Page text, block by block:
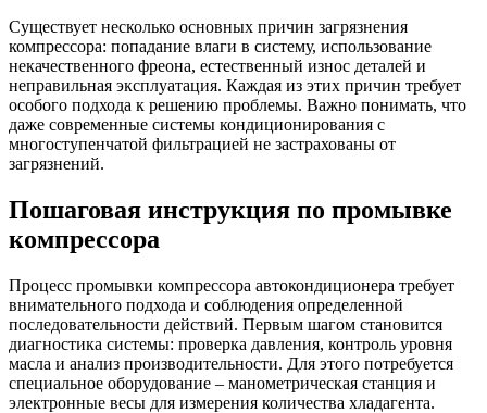
Существует несколько основных причин загрязнения
компрессора: попадание влаги в систему, использование
некачественного фреона, естественный износ деталей и
неправильная эксплуатация. Каждая из этих причин требует
особого подхода к решению проблемы. Важно понимать, что
даже современные системы кондиционирования с
многоступенчатой фильтрацией не застрахованы от
загрязнений.
Пошаговая инструкция по промывке
компрессора
Процесс промывки компрессора автокондиционера требует
внимательного подхода и соблюдения определенной
последовательности действий. Первым шагом становится
диагностика системы: проверка давления, контроль уровня
масла и анализ производительности. Для этого потребуется
специальное оборудование – манометрическая станция и
электронные весы для измерения количества хладагента.